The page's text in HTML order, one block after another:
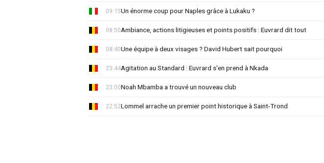
Un énorme coup pour Naples grâce à Lukaku ?
09:15
Ambiance, actions litigieuses et points positifs : Euvrard dit tout
08:50
Une équipe à deux visages ? David Hubert sait pourquoi
08:40
Agitation au Standard : Euvrard s'en prend à Nkada
23:44
Noah Mbamba a trouvé un nouveau club
23:00
Lommel arrache un premier point historique à Saint-Trond
22:52